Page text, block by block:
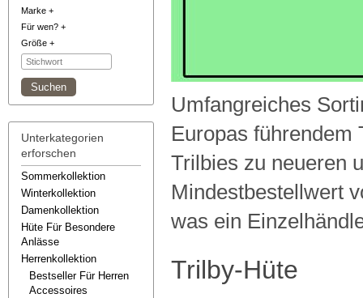
Marke +
Für wen? +
Größe +
Unterkategorien
erforschen
Sommerkollektion
Winterkollektion
Damenkollektion
Hüte Für Besondere
Anlässe
Herrenkollektion
Bestseller Für Herren
Accessoires
Umfangreiches
Europas führendem
Trilbies zu neueren
Mindestbestellwert
was ein
Trilby-Hüte